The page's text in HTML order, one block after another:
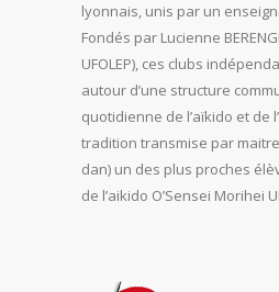
lyonnais, unis par un
Fondés par Lucienne
UFOLEP), ces clubs
autour d’une structure
quotidienne de l’aïkido et de
tradition transmise par maitre
dan) un des plus proches
de l’aikido O’Sensei Morihei